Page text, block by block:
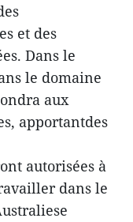
et des
Dans le
le domaine
aux
apportantdes
autorisées à
dans le